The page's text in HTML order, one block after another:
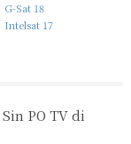
G-Sat 18
Intelsat 17
PO TV di